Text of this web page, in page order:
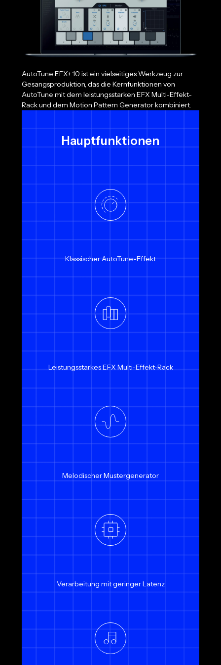
AutoTune EFX+ 10 ist ein vielseitiges Werkzeug zur
Gesangsproduktion, das die Kernfunktionen von
AutoTune mit dem leistungsstarken EFX Multi-Effekt-
Rack und dem Motion Pattern Generator kombiniert.
Hauptfunktionen
Klassischer AutoTune-Effekt
Leistungsstarkes EFX Multi-Effekt-Rack
Melodischer Mustergenerator
Verarbeitung mit geringer Latenz